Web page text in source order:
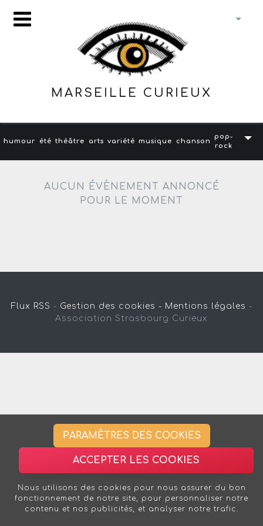
MARSEILLE CURIEUX
humour été théâtre arts variété musique chanson
pop-
rock
AUCUN ÉVÈNEMENT ANNONCÉ
POUR LE MOMENT
Flux RSS - Gestion des cookies - Mentions légales -
Association Strasbourg Curieux
PARAMÈTRES DES COOKIES
ACCEPTER LES COOKIES
Nous utilisons des cookies pour nous assurer du bon
fonctionnement de notre site, pour personnaliser notre
contenu et nos publicités, et analyser notre trafic.